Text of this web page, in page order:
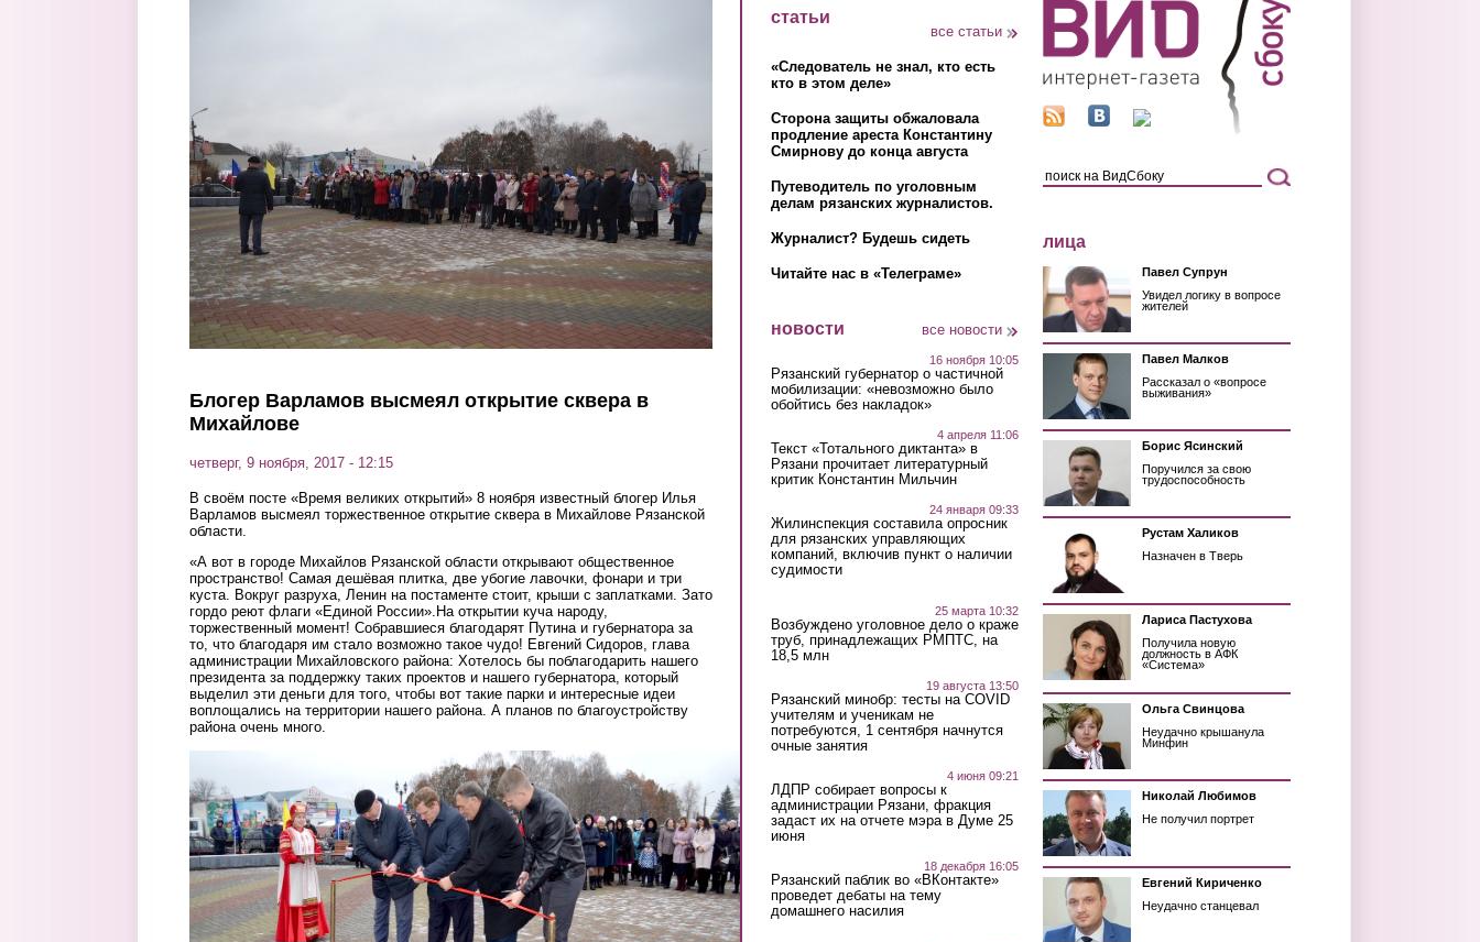
Блогер Варламов высмеял открытие сквера в
Михайлове
четверг, 9 ноября, 2017 - 12:15
В своём посте «Время великих открытий» 8 ноября известный блогер Илья
Варламов высмеял торжественное открытие сквера в Михайлове Рязанской
области.
«А вот в городе Михайлов Рязанской области открывают общественное
пространство! Самая дешёвая плитка, две убогие лавочки, фонари и три
куста. Вокруг разруха, Ленин на постаменте стоит, крыши с заплатками. Зато
гордо реют флаги «Единой России».На открытии куча народу,
торжественный момент! Собравшиеся благодарят Путина и губернатора за
то, что благодаря им стало возможно такое чудо! Евгений Сидоров, глава
администрации Михайловского района: Хотелось бы поблагодарить нашего
президента за поддержку таких проектов и нашего губернатора, который
выделил эти деньги для того, чтобы вот такие парки и интересные идеи
воплощались на территории нашего района. А планов по благоустройству
района очень много.
статьи
все статьи
«Следователь не знал, кто есть
кто в этом деле»
Сторона защиты обжаловала
продление ареста Константину
Смирнову до конца августа
Путеводитель по уголовным
делам рязанских журналистов.
Журналист? Будешь сидеть
Читайте нас в «Телеграме»
новости все новости
16 ноября 10:05
Рязанский губернатор о частичной
мобилизации: «невозможно было
обойтись без накладок»
4 апреля 11:06
Текст «Тотального диктанта» в
Рязани прочитает литературный
критик Константин Мильчин
24 января 09:33
Жилинспекция составила опросник
для рязанских управляющих
компаний, включив пункт о наличии
судимости
25 марта 10:32
Возбуждено уголовное дело о краже
труб, принадлежащих РМПТС, на
18,5 млн
19 августа 13:50
Рязанский минобр: тесты на COVID
учителям и ученикам не
потребуются, 1 сентября начнутся
очные занятия
4 июня 09:21
ЛДПР собирает вопросы к
администрации Рязани, фракция
задаст их на отчете мэра в Думе 25
июня
18 декабря 16:05
Рязанский паблик во «ВКонтакте»
проведет дебаты на тему
домашнего насилия
лица
Павел Супрун
Увидел логику в вопросе
жителей
Павел Малков
Рассказал о «вопросе
выживания»
Борис Ясинский
Поручился за свою
трудоспособность
Рустам Халиков
Назначен в Тверь
Лариса Пастухова
Получила новую
должность в АФК
«Система»
Ольга Свинцова
Неудачно крышанула
Минфин
Николай Любимов
Не получил портрет
Евгений Кириченко
Неудачно станцевал